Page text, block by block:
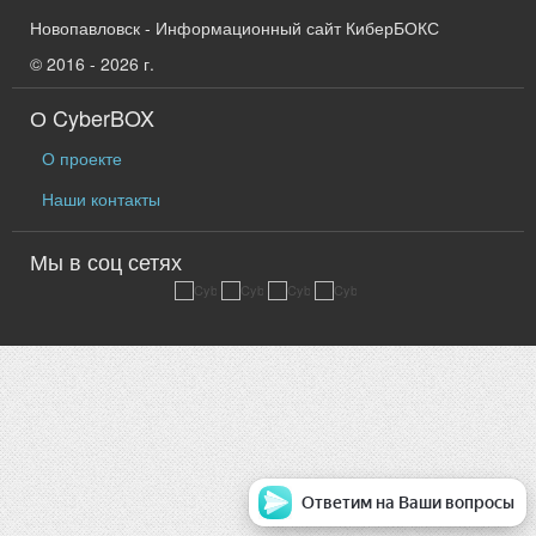
Новопавловск - Информационный сайт КиберБОКС
© 2016 - 2026 г.
О CyberBOX
О проекте
Наши контакты
Мы в соц сетях
Ответим на Ваши вопросы